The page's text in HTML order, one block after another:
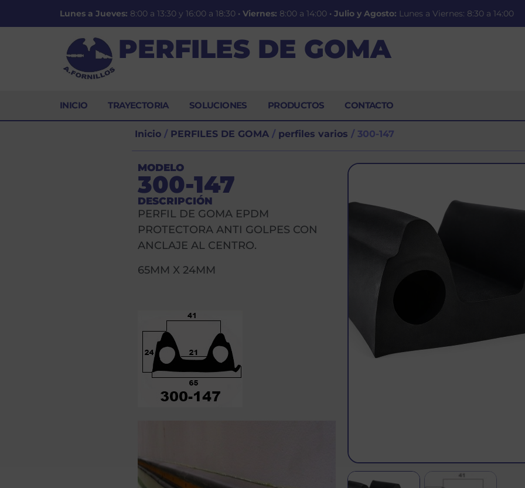
Lunes a Jueves: 8:00 a 13:30 y 16:00 a 18:30 · Viernes: 8:00 a 14:00 · Julio y Agosto: Lunes a Viernes: 8:30 a 14:00
PERFILES DE GOMA
INICIO TRAYECTORIA SOLUCIONES PRODUCTOS CONTACTO
Inicio/ PERFILES DE GOMA/ perfiles varios / 300-147
MODELO
300-147
DESCRIPCIÓN
PERFIL DE GOMA EPDM
PROTECTORA ANTI GOLPES CON
ANCLAJE AL CENTRO.
65MM X 24MM